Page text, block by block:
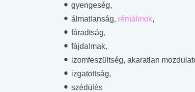
gyengeség,
álmatlanság, rémálmok,
fáradtság,
fájdalmak,
izomfeszültség, akaratlan
izgatottság,
szédülés